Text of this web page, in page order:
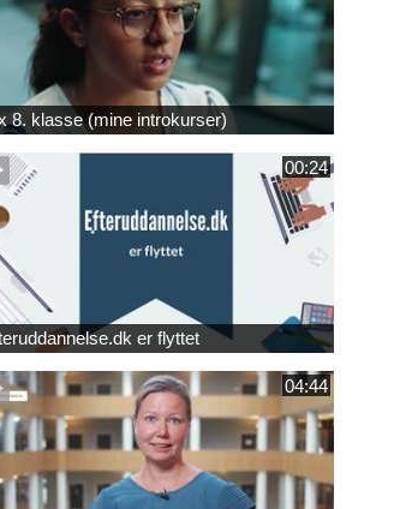
8. klasse (mine introkurser)
00:24
er flyttet
04:44